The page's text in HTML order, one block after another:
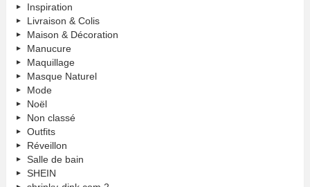
Inspiration
Livraison & Colis
Maison & Décoration
Manucure
Maquillage
Masque Naturel
Mode
Noël
Non classé
Outfits
Réveillon
Salle de bain
SHEIN